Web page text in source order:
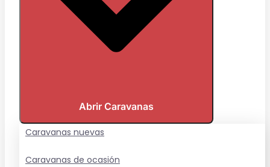
Abrir Caravanas
Caravanas nuevas
Caravanas de ocasión